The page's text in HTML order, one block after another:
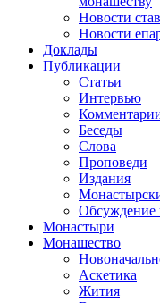
Новости
Новости
Доклады
Публикации
Статьи
Интервью
Беседы
Слова
Проповеди
Издания
Обсуждение
Монастыри
Монашество
Аскетика
Жития